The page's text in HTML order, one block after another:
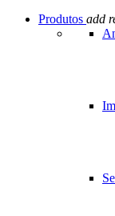
Produtos add